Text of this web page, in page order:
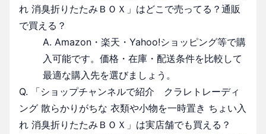
れ 消臭折りたたみＢＯＸ」はどこで売ってる？通販
で買える？
A. Amazon・楽天・Yahoo!ショッピング等で購
入可能です。価格・在庫・配送条件を比較して
最適な購入先を選びましょう。
Q. 「ショップチャンネルで紹介 クラレトレーディ
ング 散らかりがちな 衣類や小物を一時置き ちょい入
れ 消臭折りたたみＢＯＸ」は実店舗でも買える？